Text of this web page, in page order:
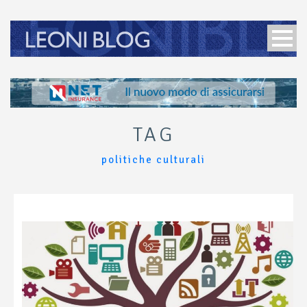
TAG
politiche culturali